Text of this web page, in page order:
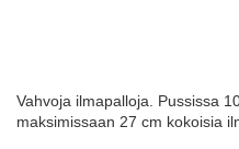
Vahvoja ilmapalloja. Pussissa
maksimissaan 27 cm kokoisia